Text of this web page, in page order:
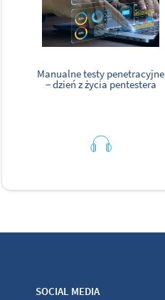
Manualne testy penetracyjne
− dzień z życia pentestera
SOCIAL MEDIA